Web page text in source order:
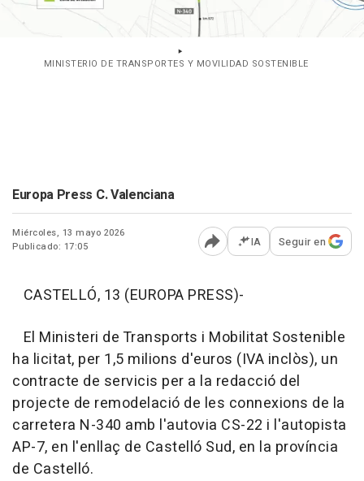
MINISTERIO DE TRANSPORTES Y MOVILIDAD SOSTENIBLE
Europa Press C. Valenciana
Miércoles, 13 mayo 2026
Publicado: 17:05
Abrir opciones para
IA Seguir en
CASTELLÓ, 13 (EUROPA PRESS)-
El Ministeri de Transports i Mobilitat Sostenible
ha licitat, per 1,5 milions d'euros (IVA inclòs), un
contracte de servicis per a la redacció del
projecte de remodelació de les connexions de la
carretera N-340 amb l'autovia CS-22 i l'autopista
AP-7, en l'enllaç de Castelló Sud, en la província
de Castelló.